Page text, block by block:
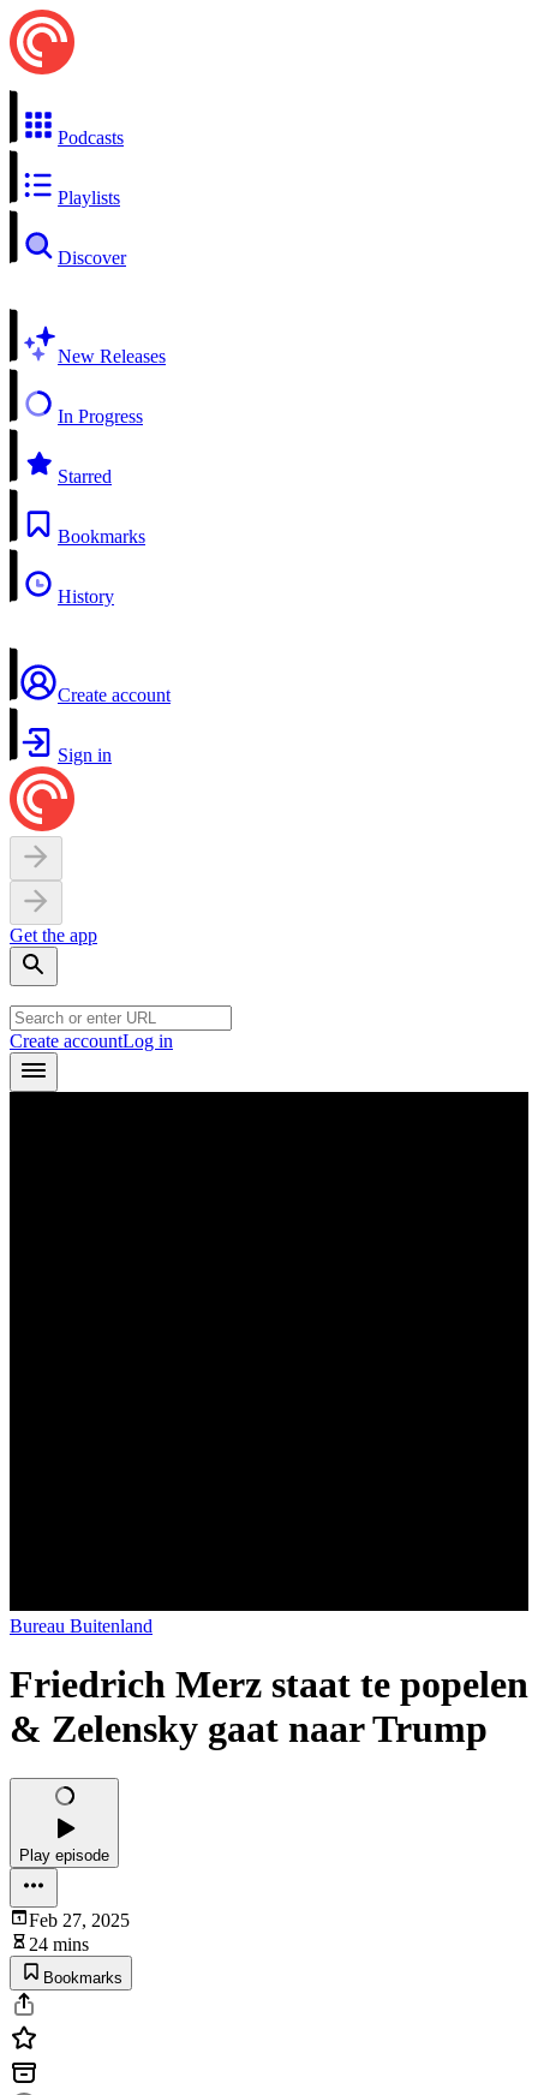
Podcasts
Playlists
Discover
New Releases
In Progress
Starred
Bookmarks
History
Create account
Sign in
Get the app
Create accountLog in
Bureau Buitenland
Friedrich Merz staat te popelen
& Zelensky gaat naar Trump
Play episode
Feb 27, 2025
24 mins
Bookmarks